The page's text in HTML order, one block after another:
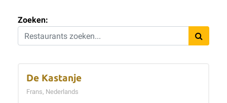
Zoeken:
De Kastanje
Frans, Nederlands